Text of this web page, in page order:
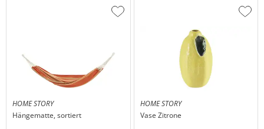
HOME STORY
Hängematte, sortiert
Zur
HOME STORY
Vase Zitrone
Zur